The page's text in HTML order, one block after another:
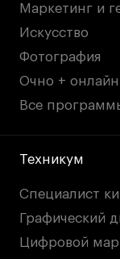
Маркетинг и
Искусство
Фотография
Очно + онлайн
Все
Техникум
Специалист
Графический
Цифровой